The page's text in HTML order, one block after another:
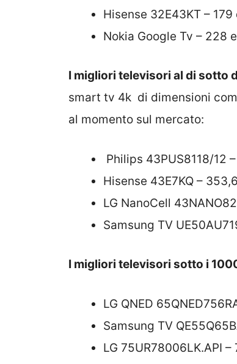
Hisense 32E43KT – 179
Nokia Google Tv – 228
I migliori televisori al di sotto
smart tv 4k di dimensioni
al momento sul mercato:
Philips 43PUS8118/12
Hisense 43E7KQ –
LG NanoCell
Samsung TV
I migliori televisori sotto i
LG QNED
Samsung TV
LG 75UR78006LK.API –